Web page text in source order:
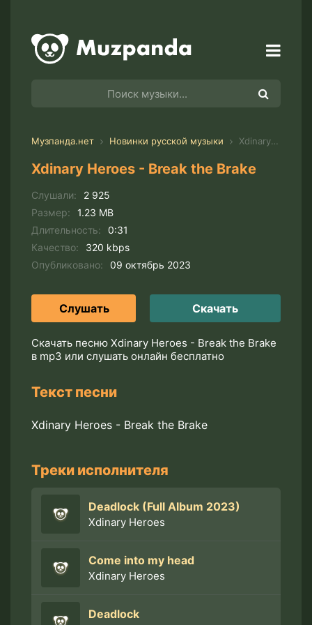
Музпанда.нет Новинки русской музыки Xdinary Heroes - Break the Brake
Xdinary Heroes - Break the Brake
Слушали:
2 925
Размер:
1.23 MB
Длительность:
0:31
Качество:
320 kbps
Опубликовано:
09 октябрь 2023
Слушать Скачать
Скачать песню Xdinary Heroes - Break the Brake
в mp3 или слушать онлайн бесплатно
Текст песни
Xdinary Heroes - Break the Brake
Треки исполнителя
Deadlock (Full Album 2023)
Xdinary Heroes
Come into my head
Xdinary Heroes
Deadlock